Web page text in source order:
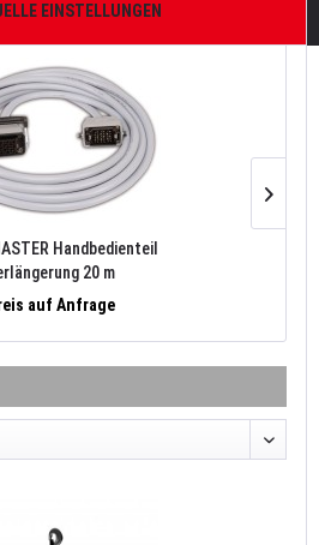
Handbedienteil
20 m
auf Anfrage
EINSTELLUNGEN